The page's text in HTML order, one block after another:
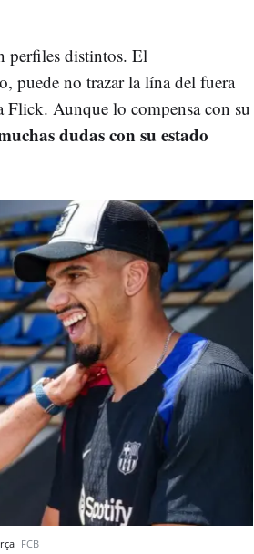
perfiles distintos. El
puede no trazar la lína del fuera
Flick. Aunque lo compensa con su
dudas con su estado
FCB